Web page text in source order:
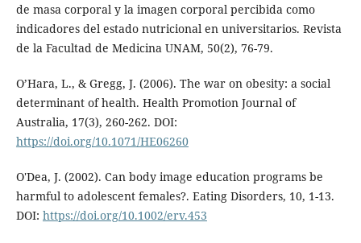
de masa corporal y la imagen corporal percibida como
indicadores del estado nutricional en universitarios. Revista
de la Facultad de Medicina UNAM, 50(2), 76-79.
O’Hara, L., & Gregg, J. (2006). The war on obesity: a social
determinant of health. Health Promotion Journal of
Australia, 17(3), 260-262. DOI:
https://doi.org/10.1071/HE06260
O'Dea, J. (2002). Can body image education programs be
harmful to adolescent females?. Eating Disorders, 10, 1-13.
DOI: https://doi.org/10.1002/erv.453